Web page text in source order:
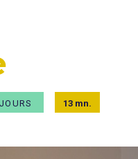
13 mn.